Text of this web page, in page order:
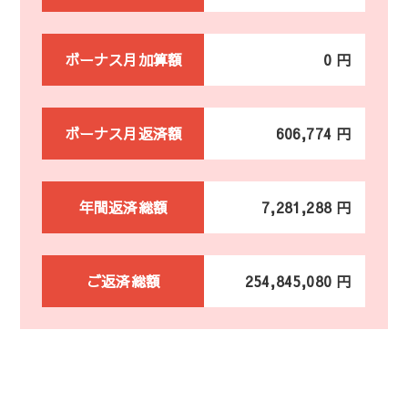
ボーナス月加算額 0 円
ボーナス月返済額 606,774 円
年間返済総額 7,281,288 円
ご返済総額 254,845,080 円